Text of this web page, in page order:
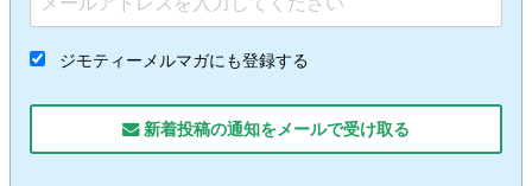
ジモティーメルマガにも登録する
新着投稿の通知をメールで受け取る